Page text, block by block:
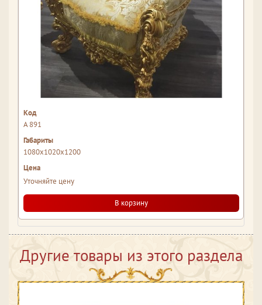
A 891
1080x1020x1200
Уточняйте цену
В корзину
Другие товары из этого раздела